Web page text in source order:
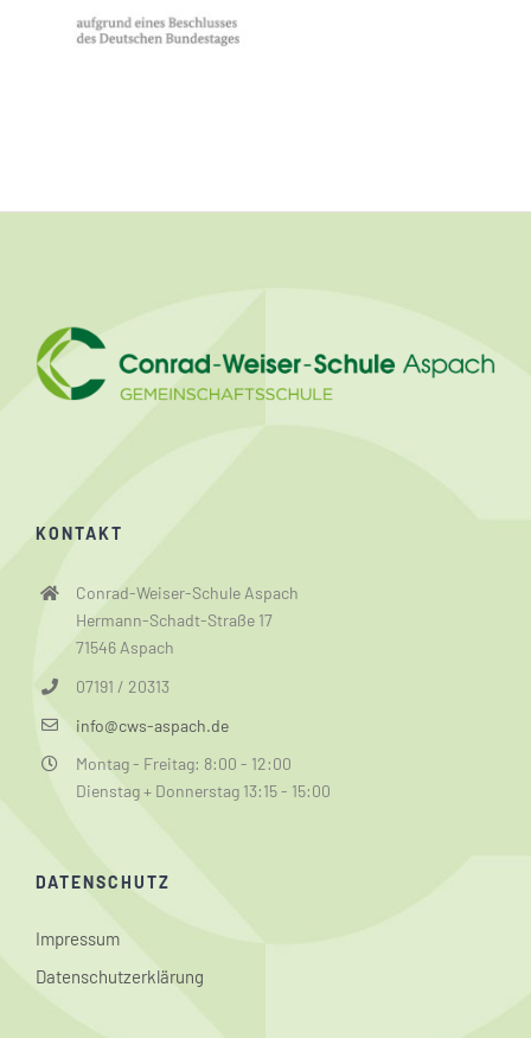
KONTAKT
Conrad-Weiser-Schule Aspach
Hermann-Schadt-Straße 17
71546 Aspach
07191 / 20313
info@cws-aspach.de
Montag - Freitag: 8:00 - 12:00
Dienstag + Donnerstag 13:15 - 15:00
DATENSCHUTZ
Impressum
Datenschutzerklärung